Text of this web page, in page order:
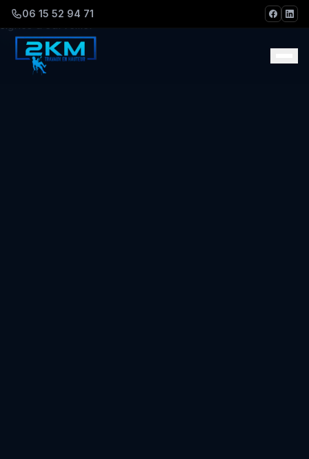
Aller au contenu principal
06 15 52 94 71